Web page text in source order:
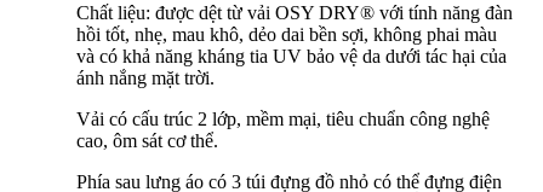
Chất liệu: được dệt từ vải OSY DRY® với tính năng đàn
hồi tốt, nhẹ, mau khô, dẻo dai bền sợi, không phai màu
và có khả năng kháng tia UV bảo vệ da dưới tác hại của
ánh nắng mặt trời.
Vải có cấu trúc 2 lớp, mềm mại, tiêu chuẩn công nghệ
cao, ôm sát cơ thể.
Phía sau lưng áo có 3 túi đựng đồ nhỏ có thể đựng điện